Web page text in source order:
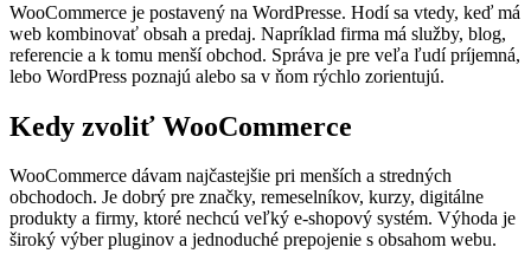
WooCommerce je postavený na WordPresse. Hodí sa vtedy, keď má
web kombinovať obsah a predaj. Napríklad firma má služby, blog,
referencie a k tomu menší obchod. Správa je pre veľa ľudí príjemná,
lebo WordPress poznajú alebo sa v ňom rýchlo zorientujú.
Kedy zvoliť WooCommerce
WooCommerce dávam najčastejšie pri menších a stredných
obchodoch. Je dobrý pre značky, remeselníkov, kurzy, digitálne
produkty a firmy, ktoré nechcú veľký e-shopový systém. Výhoda je
široký výber pluginov a jednoduché prepojenie s obsahom webu.